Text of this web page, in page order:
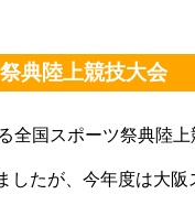
典陸上競技大会
全国スポーツ祭典陸
したが、今年度は大